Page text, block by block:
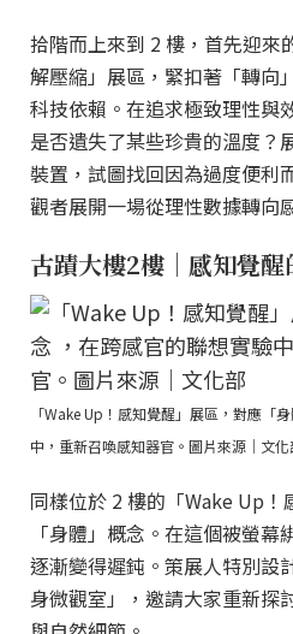
拾階而上來到 2 樓，首先迎來
解壓縮」展區，緊扣著「轉向
科技依賴。在追求極致理性與
是否遺失了某些珍貴的溫度？
裝置，試圖找回因為過度便利
觀者展開一場從理性數據轉向
古蹟大樓2樓｜感知覺醒
「Wake Up！感知覺醒」展區，對應「
中，重新召喚感知器官。圖片來源｜文化
同樣位於 2 樓的「Wake Up
「身體」概念。在這個被螢
逐漸變得遲鈍。策展人特別設
身微觀室」，邀請大家重新探